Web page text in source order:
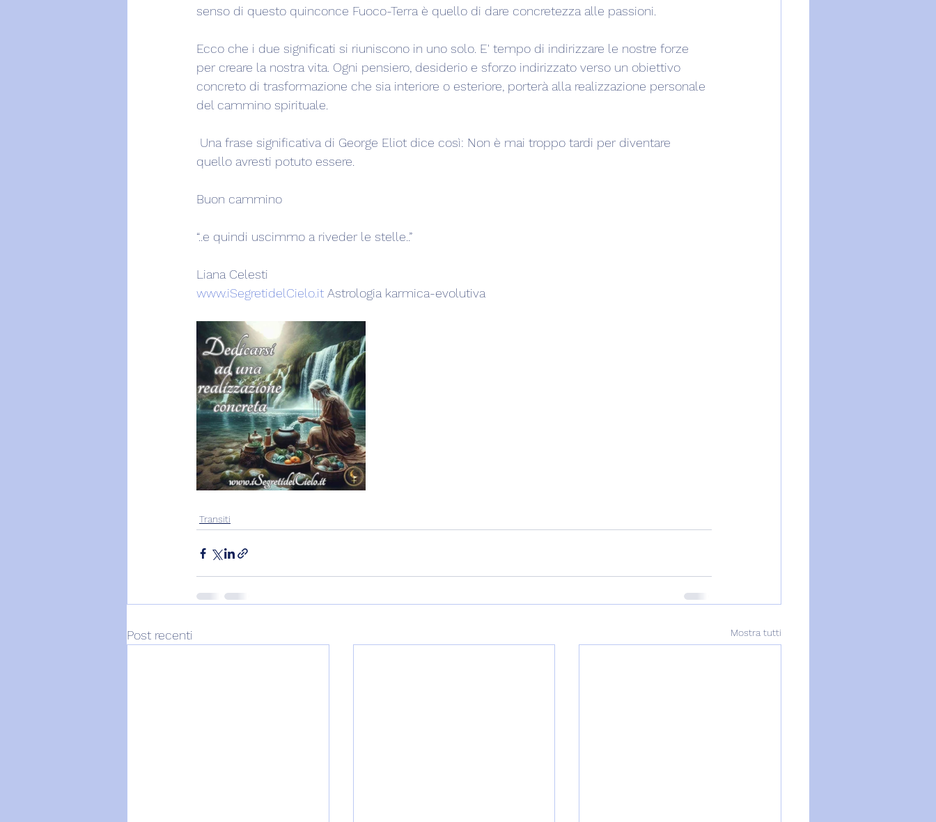
senso di questo quinconce Fuoco-Terra è quello di dare concretezza alle passioni.
Ecco che i due significati si riuniscono in uno solo. E' tempo di indirizzare le nostre forze
per creare la nostra vita. Ogni pensiero, desiderio e sforzo indirizzato verso un obiettivo
concreto di trasformazione che sia interiore o esteriore, porterà alla realizzazione personale
del cammino spirituale.
Una frase significativa di George Eliot dice così: Non è mai troppo tardi per diventare
quello avresti potuto essere.
Buon cammino
“..e quindi uscimmo a riveder le stelle..”
Liana Celesti
www.iSegretidelCielo.it Astrologia karmica-evolutiva
Transiti
Post recenti Mostra tutti